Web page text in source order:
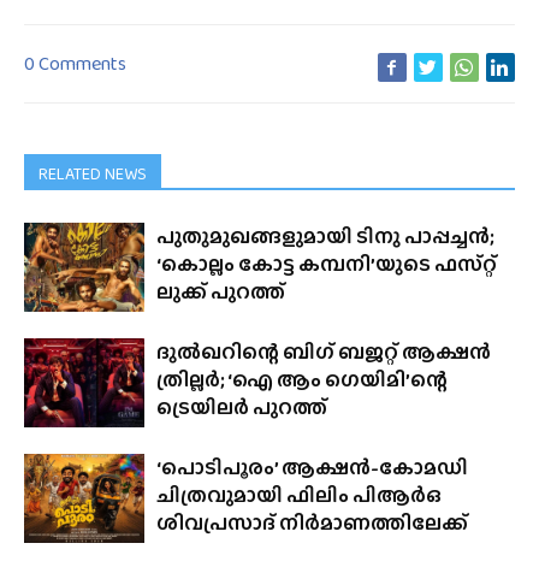
0 Comments
RELATED NEWS
പുതുമുഖങ്ങളുമായി ടിനു പാപ്പച്ചൻ;
‘കൊല്ലം കോട്ട കമ്പനി’യുടെ ഫസ്‌റ്റ്
ലുക്ക് പുറത്ത്
ദുൽഖറിന്റെ ബിഗ് ബജറ്റ് ആക്ഷൻ
ത്രില്ലർ; ‘ഐ ആം ഗെയിമി’ന്റെ
ട്രെയിലർ പുറത്ത്
‘പൊടിപൂരം’ ആക്ഷൻ-കോമഡി
ചിത്രവുമായി ഫിലിം പിആർഒ
ശിവപ്രസാദ് നിർമാണത്തിലേക്ക്